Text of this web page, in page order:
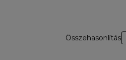
Összehasonlítás